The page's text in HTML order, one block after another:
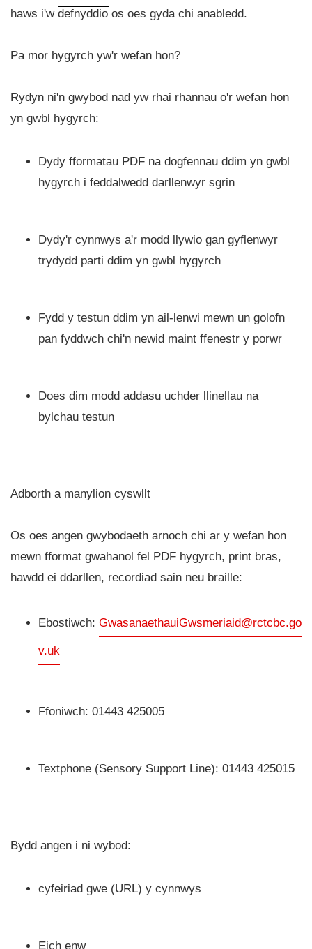
haws i'w defnyddio os oes gyda chi anabledd.
Pa mor hygyrch yw'r wefan hon?
Rydyn ni'n gwybod nad yw rhai rhannau o'r wefan hon
yn gwbl hygyrch:
Dydy fformatau PDF na dogfennau ddim yn gwbl
hygyrch i feddalwedd darllenwyr sgrin
Dydy'r cynnwys a'r modd llywio gan gyflenwyr
trydydd parti ddim yn gwbl hygyrch
Fydd y testun ddim yn ail-lenwi mewn un golofn
pan fyddwch chi'n newid maint ffenestr y porwr
Does dim modd addasu uchder llinellau na
bylchau testun
Adborth a manylion cyswllt
Os oes angen gwybodaeth arnoch chi ar y wefan hon
mewn fformat gwahanol fel PDF hygyrch, print bras,
hawdd ei ddarllen, recordiad sain neu braille:
Ebostiwch: GwasanaethauiGwsmeriaid@rctcbc.go
v.uk
Ffoniwch: 01443 425005
Textphone (Sensory Support Line): 01443 425015
Bydd angen i ni wybod:
cyfeiriad gwe (URL) y cynnwys
Eich enw